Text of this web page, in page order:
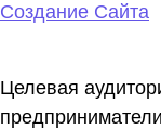
Создание Сайта
Целевая